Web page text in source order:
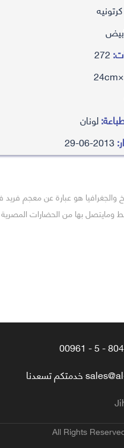
كرتونيه
لونان
والجغرافيا هو عبارة عن معجم
بها من الحضارات المصرية
All Rights